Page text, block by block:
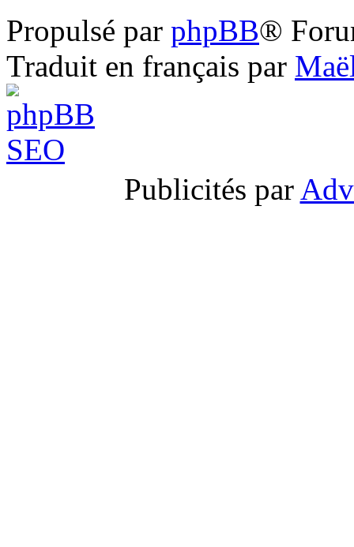
Propulsé par phpBB®
Traduit en français par
Publicités par